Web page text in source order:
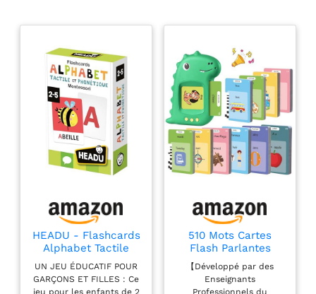
HEADU - Flashcards
Alphabet Tactile
Phonétique
Montessori - Lis,
Touche Et Écoute |
UN JEU ÉDUCATIF POUR
GARÇONS ET FILLES : Ce
510 Mots Cartes
Flash Parlantes
Montessori Français
Cartes éducatives
pour Enfants Talking
【Développé par des
Enseignants